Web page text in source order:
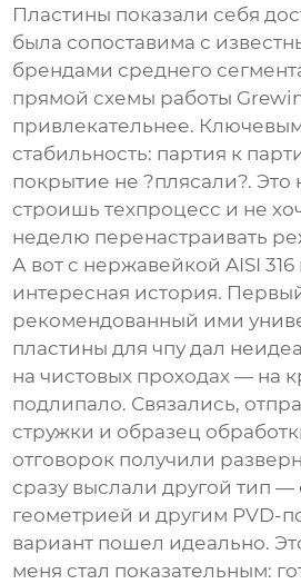
Пластины показали себя
была сопоставима с
брендами среднего
прямой схемы работы
привлекательнее.
стабильность: партия к
покрытие не ?плясали?. Это
строишь техпроцесс и не
неделю перенастраивать
А вот с нержавейкой AISI
интересная история.
рекомендованный ими
пластины для чпу дал
на чистовых проходах — на
подлипало. Связались,
стружки и образец
отговорок получили
сразу выслали другой тип —
геометрией и другим PVD-
вариант пошел идеально.
меня стал показательным: